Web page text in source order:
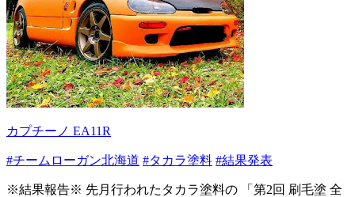
カプチーノ EA11R
#チームローガン北海道 #タカラ塗料 #結果発表
※結果報告※ 先月行われたタカラ塗料の 「第2回 刷毛塗 全